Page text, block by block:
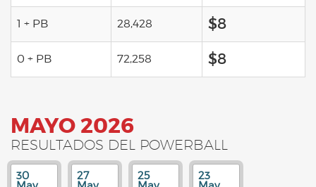
1 + PB 28,428 $8
0 + PB 72,258 $8
MAYO 2026
RESULTADOS DEL POWERBALL
30 27 25 23